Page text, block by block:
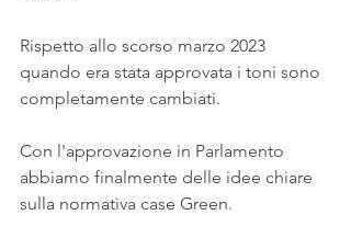
Rispetto allo scorso marzo 2023
quando era stata approvata i toni sono
completamente cambiati.
Con l'approvazione in Parlamento
abbiamo finalmente delle idee chiare
sulla normativa case Green.